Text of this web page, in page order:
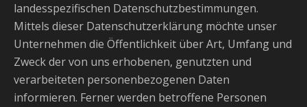
landesspezifischen Datenschutzbestimmungen.
Mittels dieser Datenschutzerklärung möchte unser
Unternehmen die Öffentlichkeit über Art, Umfang und
Zweck der von uns erhobenen, genutzten und
verarbeiteten personenbezogenen Daten
informieren. Ferner werden betroffene Personen